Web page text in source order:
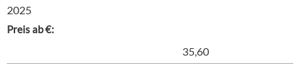
2025
Preis ab €:
35,60